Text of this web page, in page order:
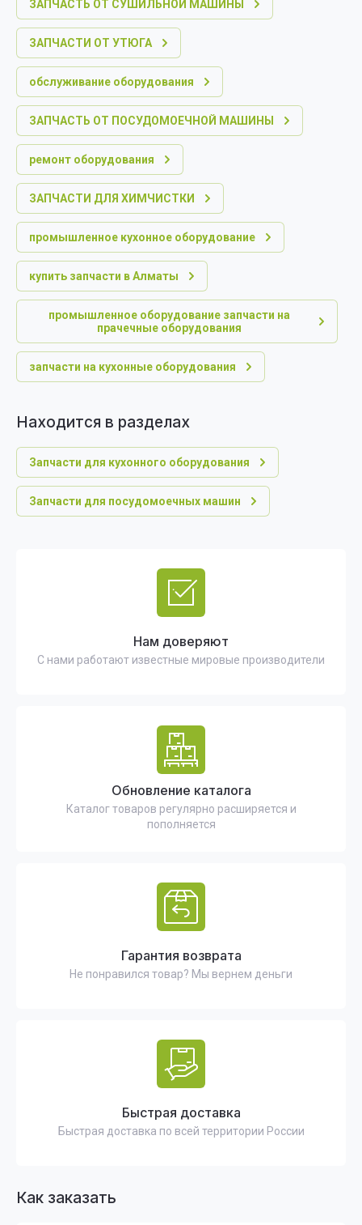
ЗАПЧАСТЬ ОТ СУШИЛЬНОЙ МАШИНЫ
ЗАПЧАСТИ ОТ УТЮГА
обслуживание оборудования
ЗАПЧАСТЬ ОТ ПОСУДОМОЕЧНОЙ МАШИНЫ
ремонт оборудования
ЗАПЧАСТИ ДЛЯ ХИМЧИСТКИ
промышленное кухонное оборудование
купить запчасти в Алматы
промышленное оборудование запчасти на
прачечные оборудования
запчасти на кухонные оборудования
Находится в разделах
Запчасти для кухонного оборудования
Запчасти для посудомоечных машин
Нам доверяют
С нами работают известные мировые производители
Обновление каталога
Каталог товаров регулярно расширяется и
пополняется
Гарантия возврата
Не понравился товар? Мы вернем деньги
Быстрая доставка
Быстрая доставка по всей территории России
Как заказать